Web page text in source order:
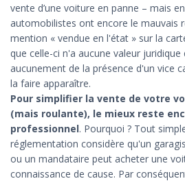
vente d’une voiture en panne – mais
automobilistes ont encore le mauvais
mention « vendue en l'état » sur la
que celle-ci n'a aucune valeur
aucunement de la présence d'un vice
la faire apparaître.
Pour simplifier la vente de votre
(mais roulante), le mieux reste
professionnel. Pourquoi ? Tout
réglementation considère qu'un
ou un mandataire peut acheter une
connaissance de cause. Par